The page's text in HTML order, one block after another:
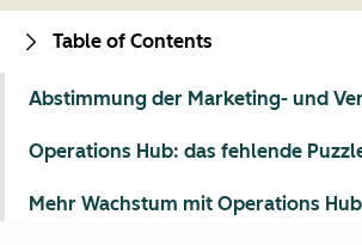
Table of Contents
Abstimmung der Marketing- und
Operations Hub: das fehlende
Mehr Wachstum mit Operations Hub